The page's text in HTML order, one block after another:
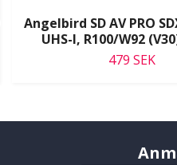
Angelbird SD AV PRO
UHS-I, R100/W92
479 SEK